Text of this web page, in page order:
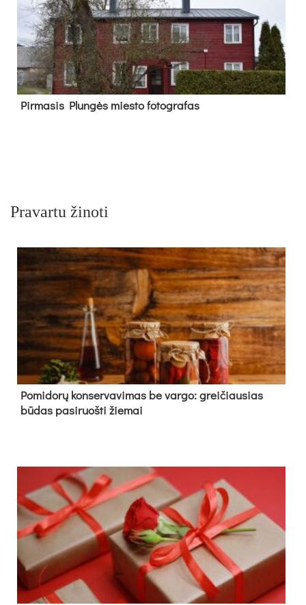
Pir­ma­sis Plun­gės mies­to fo­tog­ra­fas
Pravartu žinoti
Pomidorų konservavimas be vargo: greičiausias
būdas pasiruošti žiemai